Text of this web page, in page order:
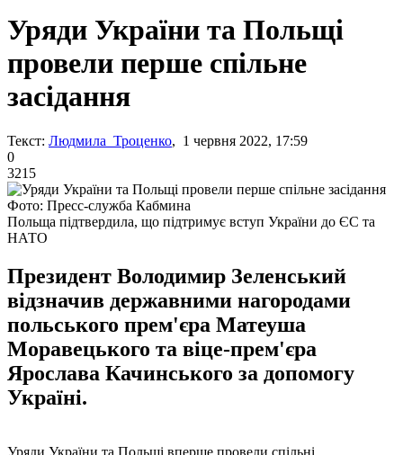
Уряди України та Польщі
провели перше спільне
засідання
Текст: Людмила Троценко, 1 червня 2022, 17:59
0
3215
Фото: Пресс-служба Кабмина
Польща підтвердила, що підтримує вступ України до ЄС та
НАТО
Президент Володимир Зеленський
відзначив державними нагородами
польського прем'єра Матеуша
Моравецького та віце-прем'єра
Ярослава Качинського за допомогу
Україні.
Уряди України та Польщі вперше провели спільні